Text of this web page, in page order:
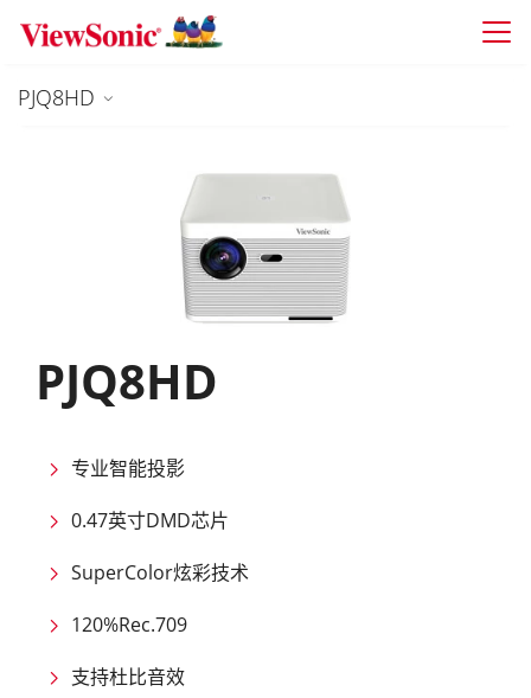
Skip to main content
PJQ8HD
PJQ8HD
专业智能投影
0.47英寸DMD芯片
SuperColor炫彩技术
120%Rec.709
支持杜比音效